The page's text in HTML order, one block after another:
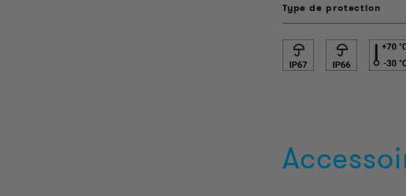
Type de protection